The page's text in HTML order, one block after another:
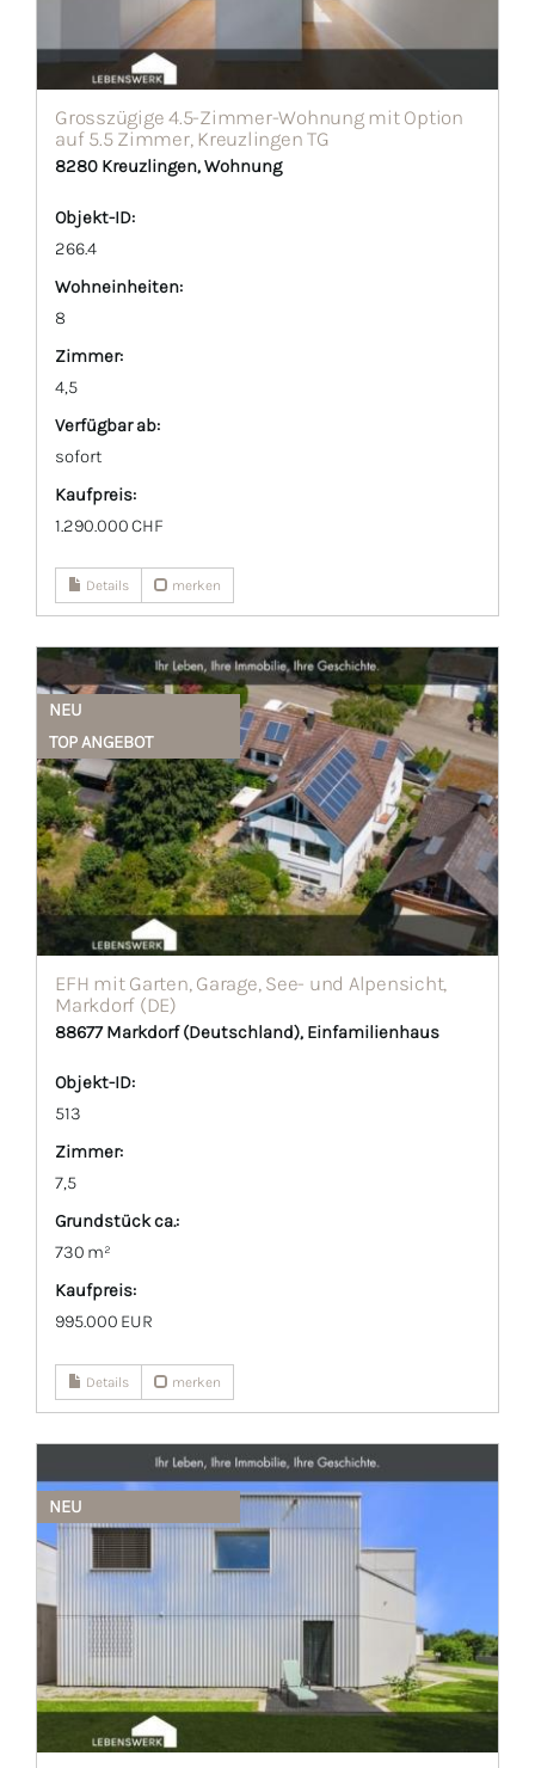
Grosszügige 4.5-Zimmer-Wohnung mit Option
auf 5.5 Zimmer, Kreuzlingen TG
8280 Kreuzlingen, Wohnung
Objekt-ID:
266.4
Wohneinheiten:
8
Zimmer:
4,5
Verfügbar ab:
sofort
Kaufpreis:
1.290.000 CHF
Details merken
NEU
TOP ANGEBOT
EFH mit Garten, Garage, See- und Alpensicht,
Markdorf (DE)
88677 Markdorf (Deutschland), Einfamilienhaus
Objekt-ID:
513
Zimmer:
7,5
Grund­stück ca.:
730 m²
Kaufpreis:
995.000 EUR
Details merken
NEU